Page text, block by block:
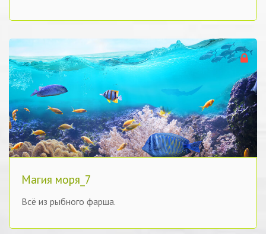
Магия моря_7
Всё из рыбного фарша.